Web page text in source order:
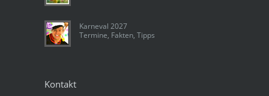
Karneval 2027
Termine, Fakten, Tipps
Kontakt